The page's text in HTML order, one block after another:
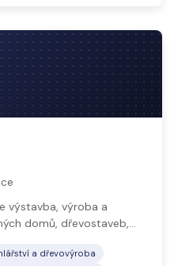
výstavba, výroba a
domů, dřevostaveb,…
a dřevovýroba